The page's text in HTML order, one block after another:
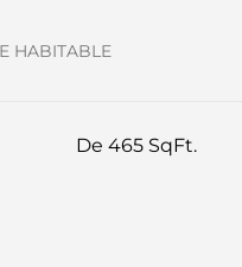
HABITABLE
De 465 SqFt.